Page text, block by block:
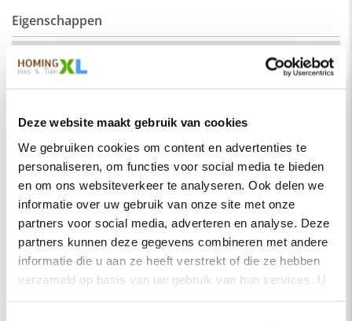
Deze website maakt gebruik van cookies
We gebruiken cookies om content en advertenties te
personaliseren, om functies voor social media te bieden
en om ons websiteverkeer te analyseren. Ook delen we
informatie over uw gebruik van onze site met onze
partners voor social media, adverteren en analyse. Deze
partners kunnen deze gegevens combineren met andere
informatie die u aan ze heeft verstrekt of die ze hebben
verzameld op basis van uw gebruik van hun services. U
De kleur op de foto kan per computerscherm afwijken van de
werkelijkheid. Zeker weten dat dit de kleur is die je zoekt?
Vraag dan een stukje van de stof op via de knop "kleurstaal
aanvragen".
Zitdiepte: 44 cm
Zithoogte: 51 cm
Stof
Element stof is een velours stofsoort met een zachte
uitstraling. Door de velours stof krijgt de bank een zeer
opvallende en rijke uitstraling. De Element stof is geschikt
voor zowel een modern als een klassiek interieur.
Samenstelling:
100% PES (polyester)
Eigenschappen
hengelo-recht-200-elm21
Montage
Soort
Eetkamerbanken
Vorm
Serie
Hengelo
Kleur
Azure
Materiaal
Zitbreedte
200 cm
Zitdiepte
44 cm